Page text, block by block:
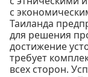
с
Таиланда
для решения
достижение
требует
всех сторон.